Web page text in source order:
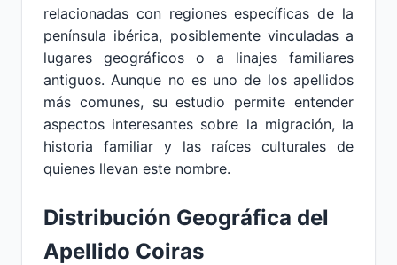
relacionadas con regiones específicas de la
península ibérica, posiblemente vinculadas a
lugares geográficos o a linajes familiares
antiguos. Aunque no es uno de los apellidos
más comunes, su estudio permite entender
aspectos interesantes sobre la migración, la
historia familiar y las raíces culturales de
quienes llevan este nombre.
Distribución Geográfica del
Apellido Coiras